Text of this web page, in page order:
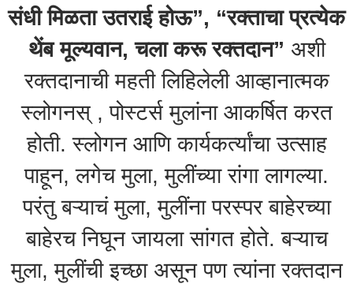
संधी मिळता उतराई होऊ”, “रक्ताचा प्रत्येक
थेंब मूल्यवान, चला करू रक्तदान” अशी
रक्तदानाची महती लिहिलेली आव्हानात्मक
स्लोगनस् , पोस्टर्स मुलांना आकर्षित करत
होती. स्लोगन आणि कार्यकर्त्यांचा उत्साह
पाहून, लगेच मुला, मुलींच्या रांगा लागल्या.
परंतु बऱ्याचं मुला, मुलींना परस्पर बाहेरच्या
बाहेरच निघून जायला सांगत होते. बऱ्याच
मुला, मुलींची इच्छा असून पण त्यांना रक्तदान